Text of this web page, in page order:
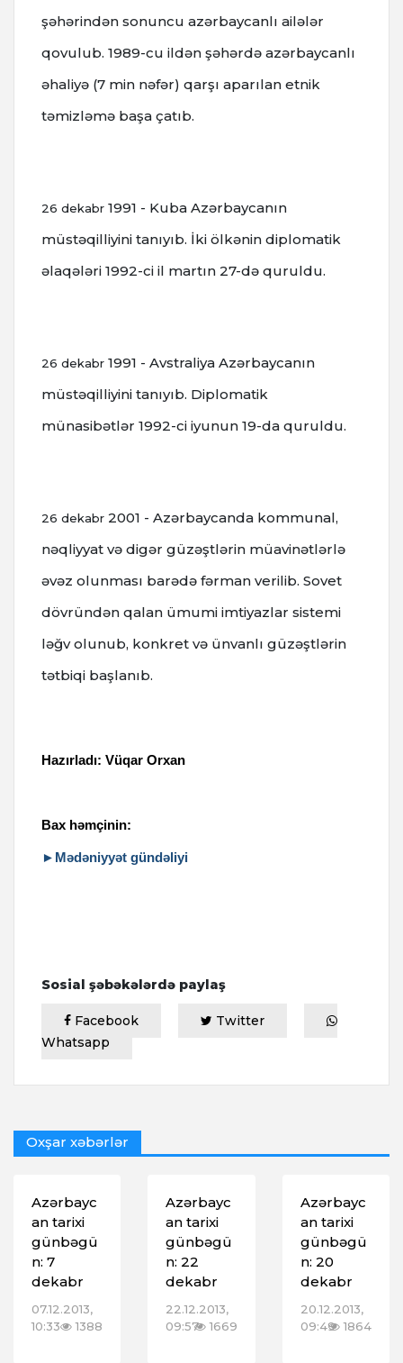
şəhərindən sonuncu azərbaycanlı ailələr
qovulub. 1989-cu ildən şəhərdə azərbaycanlı
əhaliyə (7 min nəfər) qarşı aparılan etnik
təmizləmə başa çatıb.
26 dekabr 1991 - Kuba Azərbaycanın
müstəqilliyini tanıyıb. İki ölkənin diplomatik
əlaqələri 1992-ci il martın 27-də quruldu.
26 dekabr 1991 - Avstraliya Azərbaycanın
müstəqilliyini tanıyıb. Diplomatik
münasibətlər 1992-ci iyunun 19-da quruldu.
26 dekabr 2001 - Azərbaycanda kommunal,
nəqliyyat və digər güzəştlərin müavinətlərlə
əvəz olunması barədə fərman verilib. Sovet
dövründən qalan ümumi imtiyazlar sistemi
ləğv olunub, konkret və ünvanlı güzəştlərin
tətbiqi başlanıb.
Hazırladı: Vüqar Orxan
Bax həmçinin:
►Mədəniyyət gündəliyi
Sosial şəbəkələrdə paylaş
Facebook
Twitter
Whatsapp
Oxşar xəbərlər
Azərbayc
an tarixi
günbəgü
n: 7
dekabr
07.12.2013,
10:33
1388
Azərbayc
an tarixi
günbəgü
n: 22
dekabr
22.12.2013,
09:57 1669
Azərbayc
an tarixi
günbəgü
n: 20
dekabr
20.12.2013,
09:49 1864